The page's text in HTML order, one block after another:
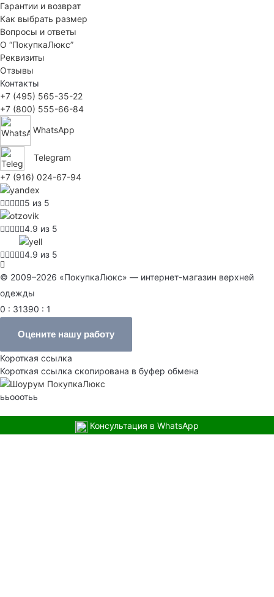
Гарантии и возврат
Как выбрать размер
Вопросы и ответы
О “ПокупкаЛюкс”
Реквизиты
Отзывы
Контакты
+7 (495) 565-35-22
+7 (800) 555-66-84
WhatsApp
Telegram
+7 (916) 024-67-94
5 из 5
4.9 из 5
4.9 из 5
© 2009–2026 «ПокупкаЛюкс» — интернет-магазин верхней
одежды
0 : 31390 : 1
Оцените нашу работу
Короткая ссылка
Короткая ссылка скопирована в буфер обмена
ььооотьь
Консультация в WhatsApp